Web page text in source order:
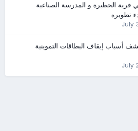
قرية الحظيرة و المدرسة الصناعية
تطويره
July
أسباب إيقاف البطاقات التموينية
July